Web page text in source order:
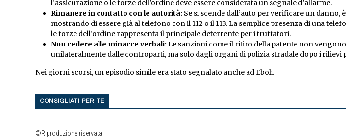
l’assicurazione o le forze dell’ordine deve essere considerata un segnale d’allarme.
Rimanere in contatto con le autorità: Se si scende dall’auto per verificare un danno,
mostrando di essere già al telefono con il 112 o il 113. La semplice presenza di una
le forze dell’ordine rappresenta il principale deterrente per i truffatori.
Non cedere alle minacce verbali: Le sanzioni come il ritiro della patente non
unilateralmente dalle controparti, ma solo dagli organi di polizia stradale dopo i rilievi
Nei giorni scorsi, un episodio simile era stato segnalato anche ad Eboli.
CONSIGLIATI PER TE
©Riproduzione riservata